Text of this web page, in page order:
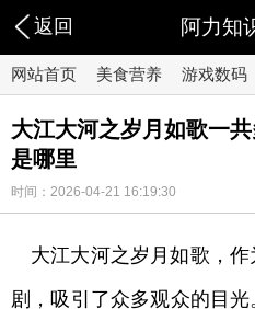
返回 阿力知
网站首页 美食营养 游戏数码
大江大河之岁月如歌一
是哪里
时间：2026-04-21 16:19:30
大江大河之岁月如歌，
剧，吸引了众多观众的目